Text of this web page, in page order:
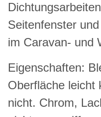
Seitenfenster
im Caravan- und
Eigenschaften:
Oberfläche leicht
nicht. Chrom,